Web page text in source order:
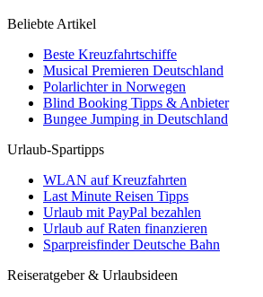
Beliebte Artikel
Beste Kreuzfahrtschiffe
Musical Premieren Deutschland
Polarlichter in Norwegen
Blind Booking Tipps & Anbieter
Bungee Jumping in Deutschland
Urlaub-Spartipps
WLAN auf Kreuzfahrten
Last Minute Reisen Tipps
Urlaub mit PayPal bezahlen
Urlaub auf Raten finanzieren
Sparpreisfinder Deutsche Bahn
Reiseratgeber & Urlaubsideen